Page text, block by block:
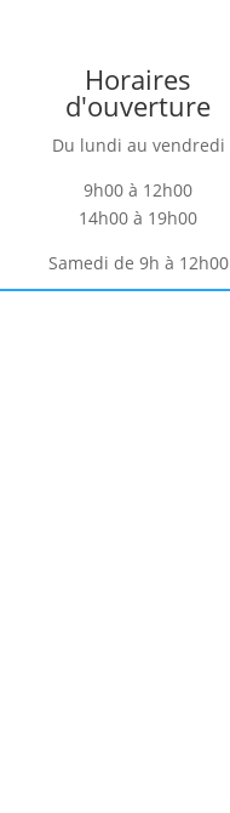
Horaires
d'ouverture
Du lundi au vendredi
9h00 à 12h00
14h00 à 19h00
Samedi de 9h à 12h00